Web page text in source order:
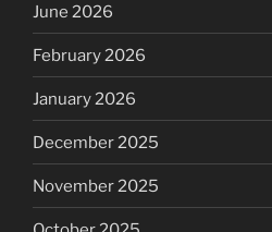
June 2026
February 2026
January 2026
December 2025
November 2025